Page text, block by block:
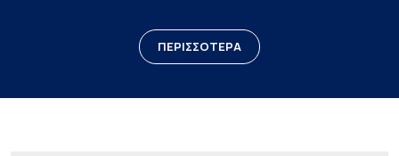
ΠΕΡΙΣΣΟΤΕΡΑ